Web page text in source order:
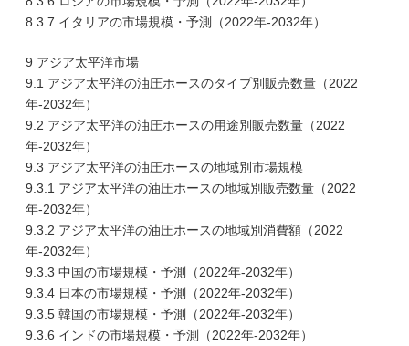
8.3.7 イタリアの市場規模・予測（2022年-2032年）
9 アジア太平洋市場
9.1 アジア太平洋の油圧ホースのタイプ別販売数量（2022
年-2032年）
9.2 アジア太平洋の油圧ホースの用途別販売数量（2022
年-2032年）
9.3 アジア太平洋の油圧ホースの地域別市場規模
9.3.1 アジア太平洋の油圧ホースの地域別販売数量（2022
年-2032年）
9.3.2 アジア太平洋の油圧ホースの地域別消費額（2022
年-2032年）
9.3.3 中国の市場規模・予測（2022年-2032年）
9.3.4 日本の市場規模・予測（2022年-2032年）
9.3.5 韓国の市場規模・予測（2022年-2032年）
9.3.6 インドの市場規模・予測（2022年-2032年）